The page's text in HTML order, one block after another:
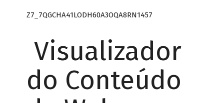
Z7_7QGCHA41LODH60A3OQA8RN1457
Visualizador
do Conteúdo